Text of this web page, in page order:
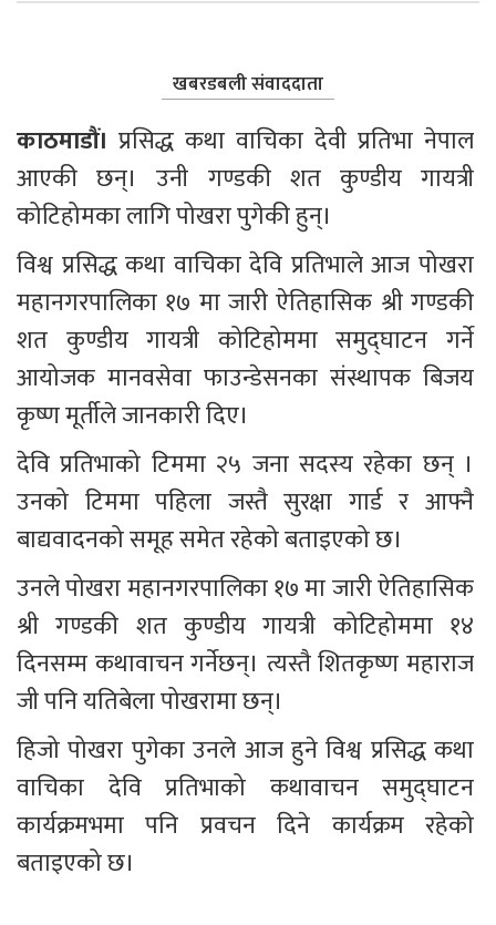
खबरडबली संवाददाता
काठमाडौं। प्रसिद्ध कथा वाचिका देवी प्रतिभा नेपाल
आएकी छन्। उनी गण्डकी शत कुण्डीय गायत्री
कोटिहोमका लागि पोखरा पुगेकी हुन्।
विश्व प्रसिद्ध कथा वाचिका देवि प्रतिभाले आज पोखरा
महानगरपालिका १७ मा जारी ऐतिहासिक श्री गण्डकी
शत कुण्डीय गायत्री कोटिहोममा समुद्घाटन गर्ने
आयोजक मानवसेवा फाउन्डेसनका संस्थापक बिजय
कृष्ण मूर्तीले जानकारी दिए।
देवि प्रतिभाको टिममा २५ जना सदस्य रहेका छन् ।
उनको टिममा पहिला जस्तै सुरक्षा गार्ड र आफ्नै
बाद्यवादनको समूह समेत रहेको बताइएको छ।
उनले पोखरा महानगरपालिका १७ मा जारी ऐतिहासिक
श्री गण्डकी शत कुण्डीय गायत्री कोटिहोममा १४
दिनसम्म कथावाचन गर्नेछन्। त्यस्तै शितकृष्ण महाराज
जी पनि यतिबेला पोखरामा छन्।
हिजो पोखरा पुगेका उनले आज हुने विश्व प्रसिद्ध कथा
वाचिका देवि प्रतिभाको कथावाचन समुद्घाटन
कार्यक्रमभमा पनि प्रवचन दिने कार्यक्रम रहेको
बताइएको छ।